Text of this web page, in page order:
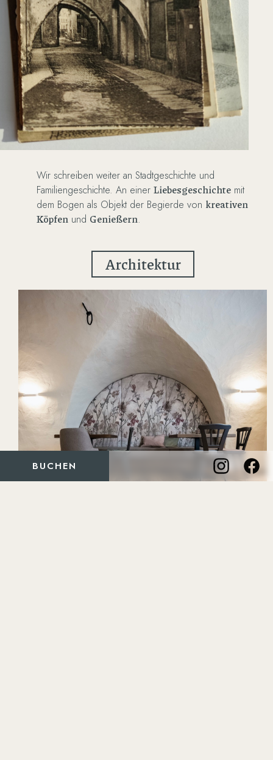
Wir schreiben weiter an Stadtgeschichte und
Familiengeschichte. An einer Liebesgeschichte mit
dem Bogen als Objekt der Begierde von kreativen
Köpfen und Genießern.
Architektur
BUCHEN